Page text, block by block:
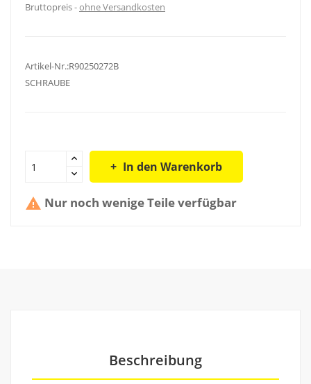
Bruttopreis ohne Versandkosten
Artikel-Nr.:R90250272B
SCHRAUBE
In den Warenkorb
 Nur noch wenige Teile verfügbar
Beschreibung